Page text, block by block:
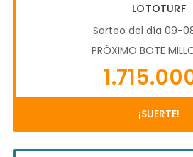
LOTOTURF
Sorteo del día 09-
PRÓXIMO BOTE
¡SUERTE!